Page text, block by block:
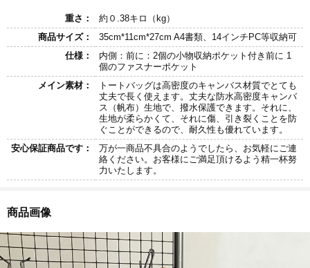
重さ：
約０.38キロ（kg）
商品サイズ：
35cm*11cm*27cm A4書類、14インチPC等収納可
仕様：
内側：前に：2個の小物収納ポケット付き前に 1
個のファスナーポケット
メイン素材：
トートバッグは高密度のキャンバス材質でとても
丈夫で長く使えます。丈夫な防水高密度キャンバ
ス（帆布）生地で、撥水保護できます。それに、
生地が柔らかくて、それに傷、引き裂くことを防
ぐことができるので、耐久性も優れています。
安心保証商品です：
万が一商品不具合のようでしたら、お気軽にご連
絡ください。お客様にご満足頂けるよう精一杯努
力いたします。
商品画像